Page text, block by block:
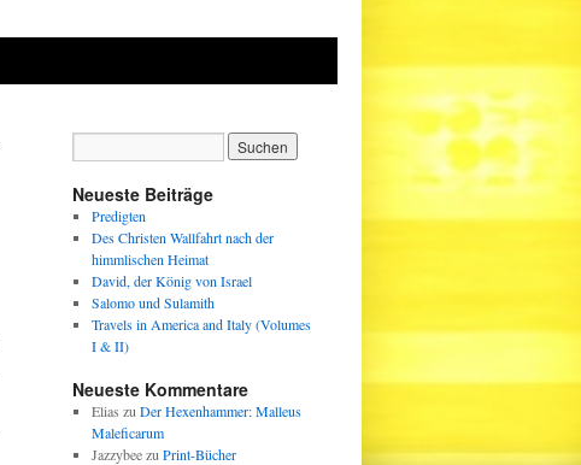
Neueste Beiträge
Predigten
Des Christen Wallfahrt nach der
himmlischen Heimat
David, der König von Israel
Salomo und Sulamith
Travels in America and Italy (Volumes
I & II)
Neueste Kommentare
Elias zu Der Hexenhammer: Malleus
Maleficarum
Jazzybeezu Print-Bücher